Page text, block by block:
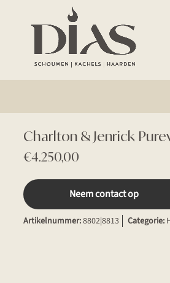
Charlton & Jenrick
€4.250,00
Neem contact op
Artikelnummer:8802|8813 Categorie: